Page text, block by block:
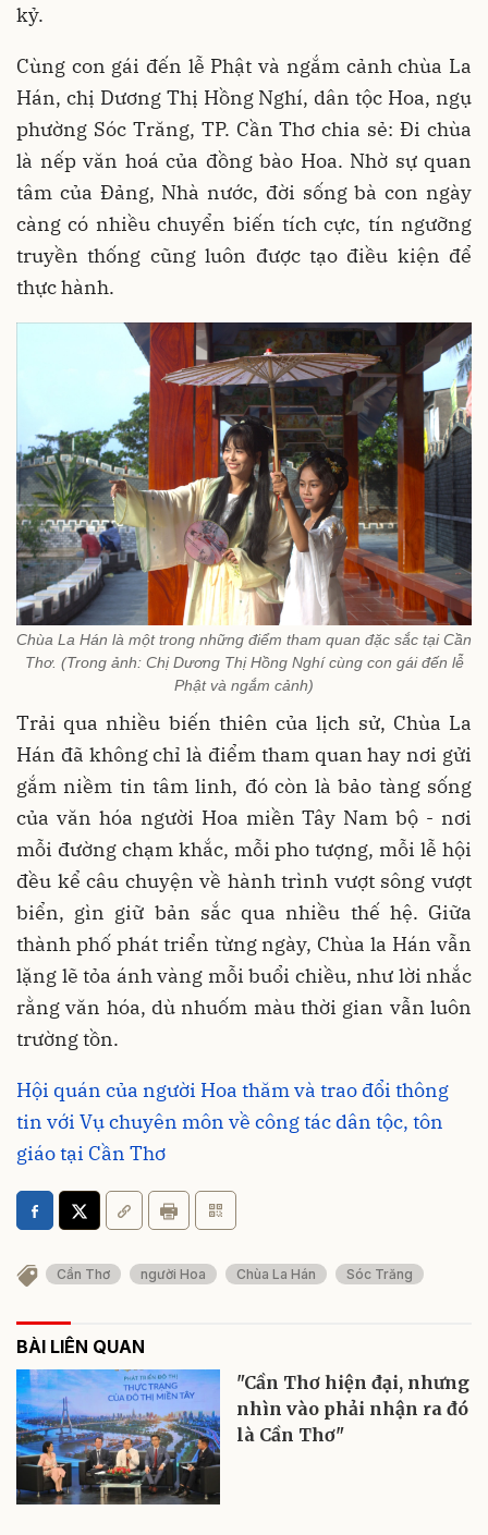
kỷ.
Cùng con gái đến lễ Phật và ngắm cảnh chùa La
Hán, chị Dương Thị Hồng Nghí, dân tộc Hoa, ngụ
phường Sóc Trăng, TP. Cần Thơ chia sẻ: Đi chùa
là nếp văn hoá của đồng bào Hoa. Nhờ sự quan
tâm của Đảng, Nhà nước, đời sống bà con ngày
càng có nhiều chuyển biến tích cực, tín ngưỡng
truyền thống cũng luôn được tạo điều kiện để
thực hành.
Chùa La Hán là một trong những điểm tham quan đặc sắc tại Cần
Thơ. (Trong ảnh: Chị Dương Thị Hồng Nghí cùng con gái đến lễ
Phật và ngắm cảnh)
Trải qua nhiều biến thiên của lịch sử, Chùa La
Hán đã không chỉ là điểm tham quan hay nơi gửi
gắm niềm tin tâm linh, đó còn là bảo tàng sống
của văn hóa người Hoa miền Tây Nam bộ - nơi
mỗi đường chạm khắc, mỗi pho tượng, mỗi lễ hội
đều kể câu chuyện về hành trình vượt sông vượt
biển, gìn giữ bản sắc qua nhiều thế hệ. Giữa
thành phố phát triển từng ngày, Chùa la Hán vẫn
lặng lẽ tỏa ánh vàng mỗi buổi chiều, như lời nhắc
rằng văn hóa, dù nhuốm màu thời gian vẫn luôn
trường tồn.
Hội quán của người Hoa thăm và trao đổi thông
tin với Vụ chuyên môn về công tác dân tộc, tôn
giáo tại Cần Thơ
Cần Thơ người Hoa Chùa La Hán Sóc Trăng
BÀI LIÊN QUAN
"Cần Thơ hiện đại, nhưng
nhìn vào phải nhận ra đó
là Cần Thơ"